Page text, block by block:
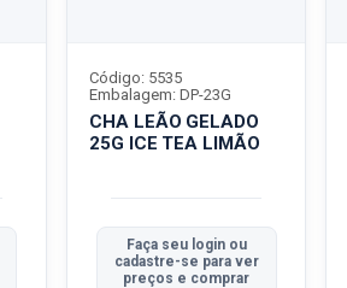
CHA LEÃO GELADO
25G ICE TEA LIMÃO
Código: 5535
Embalagem: DP-23G
Faça seu login ou
cadastre-se para ver
preços e comprar